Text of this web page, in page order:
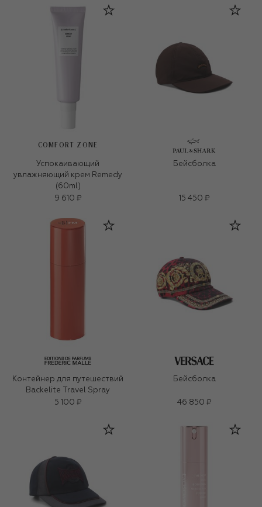
COMFORT ZONE
Успокаивающий
увлажняющий крем Remedy
(60ml)
9 610 ₽
Бейсболка
15 450 ₽
Контейнер для путешествий
Backelite Travel Spray
5 100 ₽
Бейсболка
46 850 ₽